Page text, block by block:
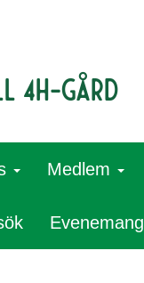
4H-gård
Medlem
Evenemang